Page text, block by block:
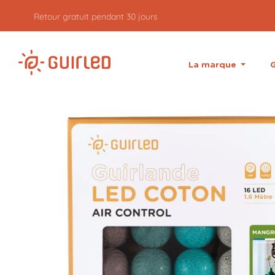
Retour gratuit pendant 30 jours
La marque